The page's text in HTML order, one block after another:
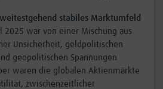
stabiles Marktumfeld
2025 war von einer Mischung aus
Unsicherheit, geldpolitischen
geopolitischen Spannungen
waren die globalen Aktienmärkte
zwischenzeitlicher